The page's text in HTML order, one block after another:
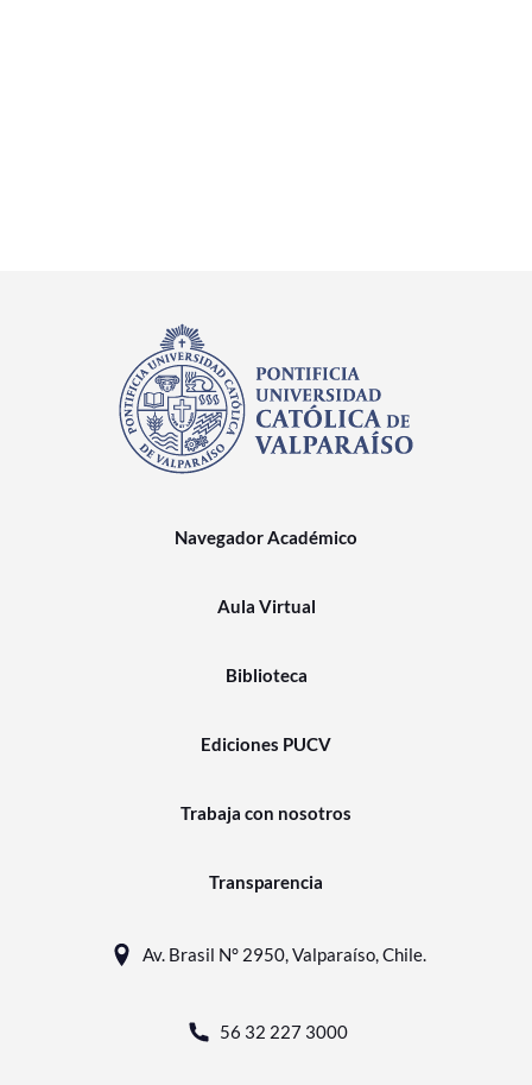
Navegador Académico
Aula Virtual
Biblioteca
Ediciones PUCV
Trabaja con nosotros
Transparencia
Av. Brasil N° 2950, Valparaíso, Chile.
56 32 227 3000